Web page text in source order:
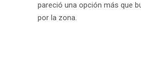
pareció una opción más que
por la zona.